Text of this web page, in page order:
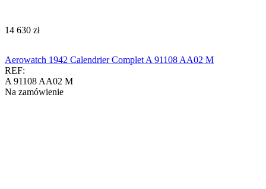
‍14 630‍ zł
Aerowatch 1942 Calendrier Complet A 91108 AA02 M
REF:
A 91108 AA02 M
Na zamówienie